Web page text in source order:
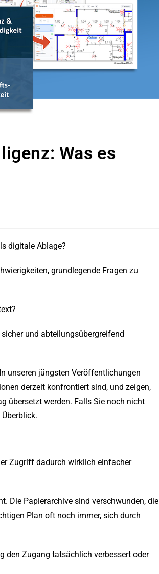
Was es
digitale Ablage?
grundlegende Fragen zu
und abteilungsübergreifend
unseren jüngsten Veröffentlichungen
derzeit konfrontiert sind, und zeigen,
übersetzt werden. Falls Sie noch nicht
Zugriff dadurch wirklich einfacher
Die Papierarchive sind verschwunden, die
Plan oft noch immer, sich durch
den Zugang tatsächlich verbessert oder